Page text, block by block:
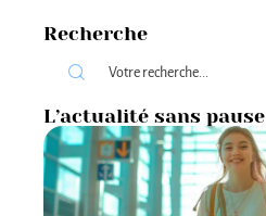
Recherche
L’actualité sans pause